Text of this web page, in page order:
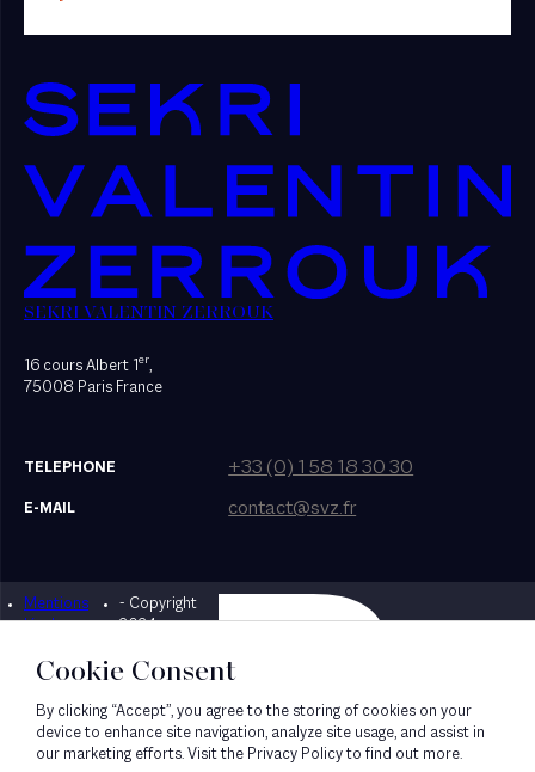
SEKRI VALENTIN ZERROUK
16 cours Albert 1er,
75008 Paris France
TELEPHONE +33 (0) 1 58 18 30 30
E-MAIL contact@svz.fr
Mentions
légales
- Copyright
2024
Designed by Bonhomme
Cookie Consent
By clicking “Accept”, you agree to the storing of cookies on your
device to enhance site navigation, analyze site usage, and assist in
our marketing efforts. Visit the Privacy Policy to find out more.